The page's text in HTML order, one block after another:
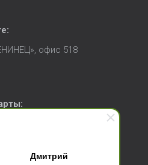
Дмитрий
:
офис 518